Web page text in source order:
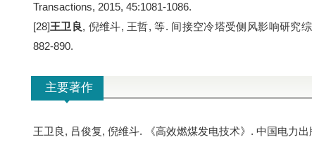
Transactions, 2015, 45:1081-1086.
[28]王卫良, 倪维斗, 王哲,等. 间接空冷塔受侧风影响研究
882-890.
主要著作
王卫良, 吕俊复, 倪维斗. 《高效燃煤发电技术》. 中国电力出